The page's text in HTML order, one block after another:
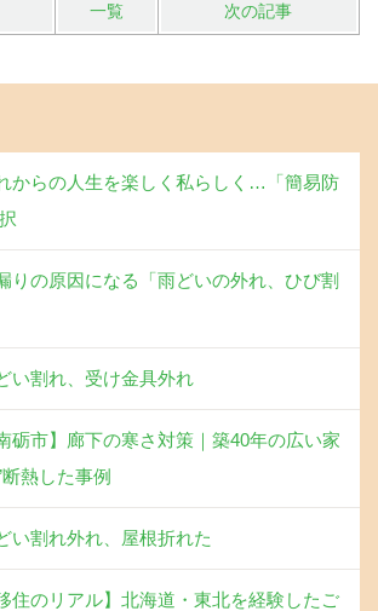
一覧 次の記事
からの人生を楽しく私らしく…「簡易防
りの原因になる「雨どいの外れ、ひび割
い割れ、受け金具外れ
南砺市】廊下の寒さ対策｜築40年の広い家
断熱した事例
い割れ外れ、屋根折れた
移住のリアル】北海道・東北を経験したご